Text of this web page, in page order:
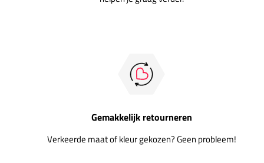
Gemakkelijk retourneren
Verkeerde maat of kleur gekozen? Geen probleem!